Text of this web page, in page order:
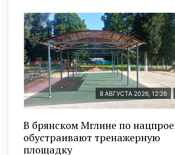
8 АВГУСТА 2026, 12:26
В брянском Мглине по
обустраивают тренажерную
площадку